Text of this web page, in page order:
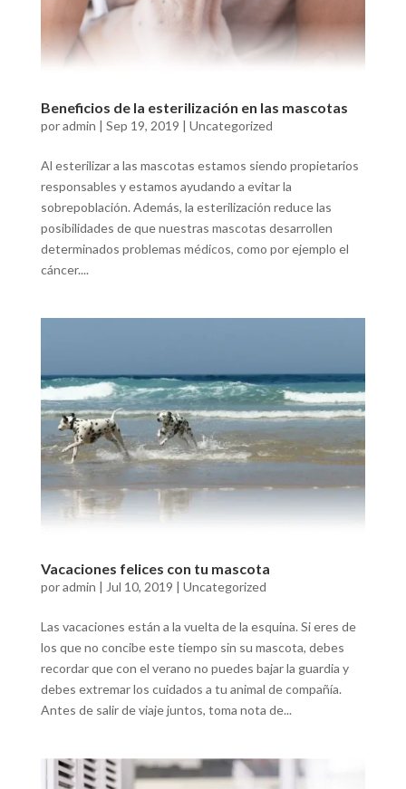
Beneficios de la esterilización en las mascotas
poradmin | Sep 19, 2019 | Uncategorized
Al esterilizar a las mascotas estamos siendo propietarios
responsables y estamos ayudando a evitar la
sobrepoblación. Además, la esterilización reduce las
posibilidades de que nuestras mascotas desarrollen
determinados problemas médicos, como por ejemplo el
cáncer....
Vacaciones felices con tu mascota
poradmin | Jul 10, 2019 | Uncategorized
Las vacaciones están a la vuelta de la esquina. Si eres de
los que no concibe este tiempo sin su mascota, debes
recordar que con el verano no puedes bajar la guardia y
debes extremar los cuidados a tu animal de compañía.
Antes de salir de viaje juntos, toma nota de...